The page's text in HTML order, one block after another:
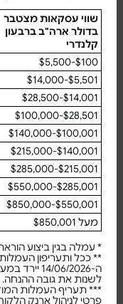
שווי עסקאות מצטבר
בדולר ארה"ב ברבעון
קלנדרי
$100-$5,500
$5,501-$14,000
$14,001-$28,500
$28,501-$100,000
$100,001-$140,000
$140,001-$215,000
$215,001-$285,000
$285,001-$550,000
$550,001-$850,000
מעל $850,001
* עמלה בגין ביצוע הוראת
** ככל ותעריפון העמלות
לשנות את גובה ההנחה.
*** תעריף העמלות
פרטי לניהול ארנק הלקוח